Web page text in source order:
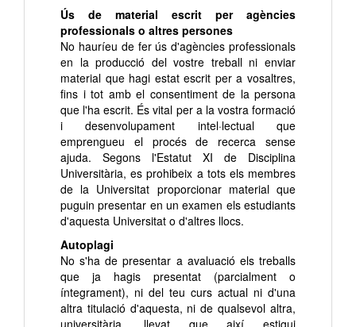
Ús de material escrit per agències
professionals o altres persones
No hauríeu de fer ús d'agències professionals
en la producció del vostre treball ni enviar
material que hagi estat escrit per a vosaltres,
fins i tot amb el consentiment de la persona
que l'ha escrit. És vital per a la vostra formació
i desenvolupament intel·lectual que
emprengueu el procés de recerca sense
ajuda. Segons l'Estatut XI de Disciplina
Universitària, es prohibeix a tots els membres
de la Universitat proporcionar material que
puguin presentar en un examen els estudiants
d'aquesta Universitat o d'altres llocs.
Autoplagi
No s'ha de presentar a avaluació els treballs
que ja hagis presentat (parcialment o
íntegrament), ni del teu curs actual ni d'una
altra titulació d'aquesta, ni de qualsevol altra,